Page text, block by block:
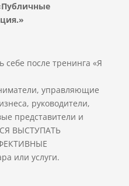
себе после тренинга «Я
управляющие
руководители,
представители и
ВЫСТУПАТЬ
или услуги.